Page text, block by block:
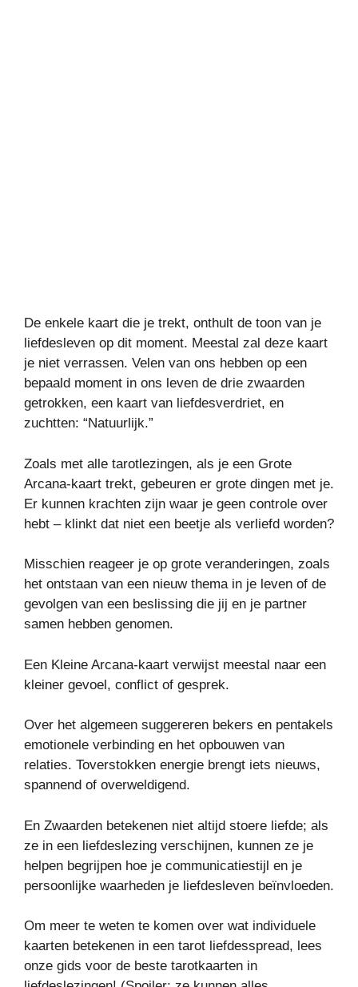
De enkele kaart die je trekt, onthult de toon van je
liefdesleven op dit moment. Meestal zal deze kaart
je niet verrassen. Velen van ons hebben op een
bepaald moment in ons leven de drie zwaarden
getrokken, een kaart van liefdesverdriet, en
zuchtten: “Natuurlijk.”
Zoals met alle tarotlezingen, als je een Grote
Arcana-kaart trekt, gebeuren er grote dingen met je.
Er kunnen krachten zijn waar je geen controle over
hebt – klinkt dat niet een beetje als verliefd worden?
Misschien reageer je op grote veranderingen, zoals
het ontstaan van een nieuw thema in je leven of de
gevolgen van een beslissing die jij en je partner
samen hebben genomen.
Een Kleine Arcana-kaart verwijst meestal naar een
kleiner gevoel, conflict of gesprek.
Over het algemeen suggereren bekers en pentakels
emotionele verbinding en het opbouwen van
relaties. Toverstokken energie brengt iets nieuws,
spannend of overweldigend.
En Zwaarden betekenen niet altijd stoere liefde; als
ze in een liefdeslezing verschijnen, kunnen ze je
helpen begrijpen hoe je communicatiestijl en je
persoonlijke waarheden je liefdesleven beïnvloeden.
Om meer te weten te komen over wat individuele
kaarten betekenen in een tarot liefdesspread, lees
onze gids voor de beste tarotkaarten in